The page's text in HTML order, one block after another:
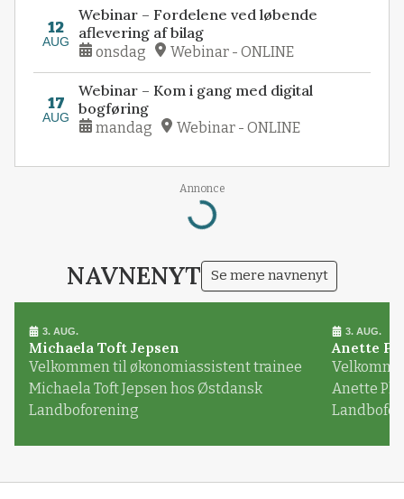
12
AUG
Webinar – Fordelene ved løbende
aflevering af bilag
onsdag Webinar - ONLINE
17
AUG
Webinar – Kom i gang med digital
bogføring
mandag Webinar - ONLINE
Annonce
Loading...
NAVNENYT Se mere navnenyt
3. AUG.
Michaela Toft Jepsen
Velkommen til økonomiassistent trainee
Michaela Toft Jepsen hos Østdansk
Landboforening
3. AUG.
Anette
Anette